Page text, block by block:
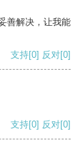
善解决，让我能
支持[0] 反对[0]
支持[0] 反对[0]